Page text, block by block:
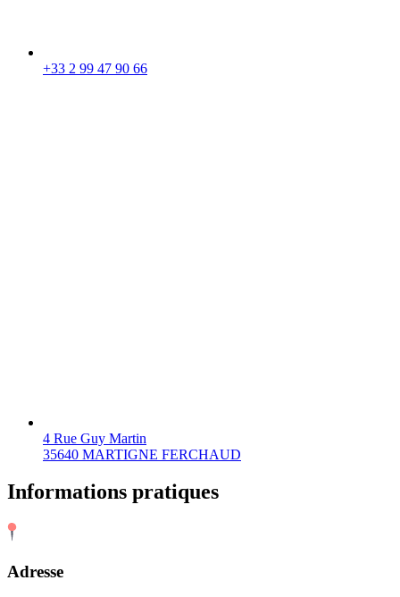
+33 2 99 47 90 66
4 Rue Guy Martin
35640 MARTIGNE FERCHAUD
Informations pratiques
Adresse